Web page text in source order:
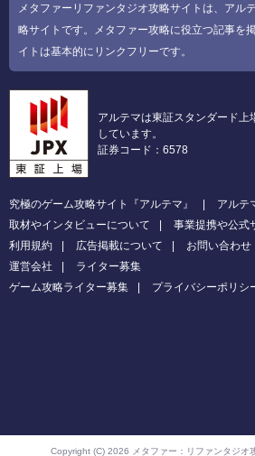
メタファーリファンタジオ攻略サイトは、アル
略サイトです。メタファー攻略に役立つ記事を
イトは基本的にリンクフリーです。
アルテマは東証スタンダード
しています。
証券コード：6578
究極のゲーム攻略サイト『アルテマ』
アルテ
取材やインタビューについて
事業提携や公式
利用規約
広告掲載について お問い合わせ
運営会社
ライター募集
ゲーム攻略ライター募集
プライバシーポリシ
Copyright (C) 2026 メタファー：リファンタジオ